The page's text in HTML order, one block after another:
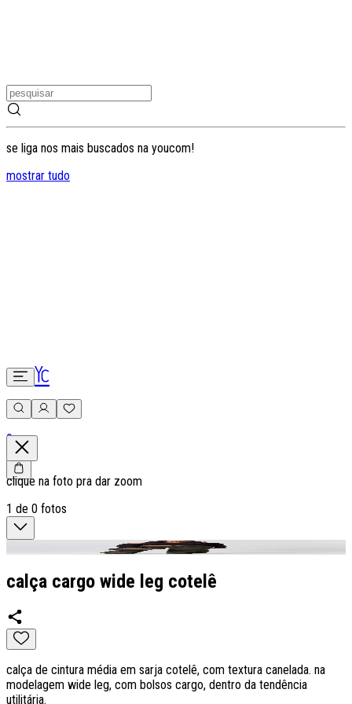
se liga nos mais buscados na youcom!
mostrar tudo
0
clique na foto pra dar zoom
1 de 0 fotos
calça cargo wide leg cotelê
calça de cintura média em sarja cotelê, com textura canelada. na
modelagem wide leg, com bolsos cargo, dentro da tendência
utilitária.